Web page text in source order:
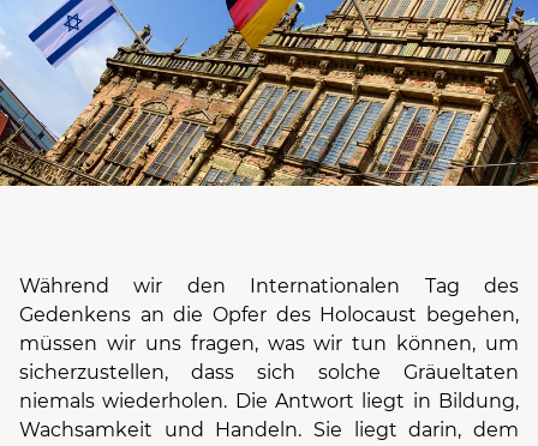
Während wir den Internationalen Tag des
Gedenkens an die Opfer des Holocaust begehen,
müssen wir uns fragen, was wir tun können, um
sicherzustellen, dass sich solche Gräueltaten
niemals wiederholen. Die Antwort liegt in Bildung,
Wachsamkeit und Handeln. Sie liegt darin, dem